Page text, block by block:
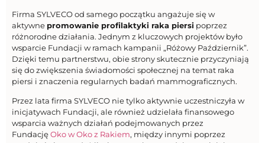
Firma SYLVECO od samego początku angażuje się w
aktywne promowanie profilaktyki raka piersi poprzez
różnorodne działania. Jednym z kluczowych projektów było
wsparcie Fundacji w ramach kampanii „Różowy Październik”.
Dzięki temu partnerstwu, obie strony skutecznie przyczyniają
się do zwiększenia świadomości społecznej na temat raka
piersi i znaczenia regularnych badań mammograficznych.
Przez lata firma SYLVECO nie tylko aktywnie uczestniczyła w
inicjatywach Fundacji, ale również udzielała finansowego
wsparcia ważnych działań podejmowanych przez
FundacjęOko w Oko z Rakiem, między innymi poprzez